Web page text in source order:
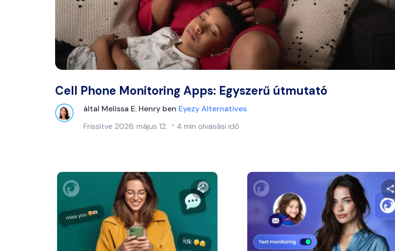
Cell Phone Monitoring Apps: Egyszerű útmutató
által Melissa E. Henry ben Eyezy Alternatives
Frissítve 2026. május 12. 4 min olvasási idő
Ossza meg ezt a cikket